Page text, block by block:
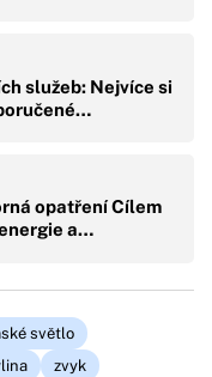
služeb: Nejvíce si
opatření Cílem
a…
světlo
zvyk